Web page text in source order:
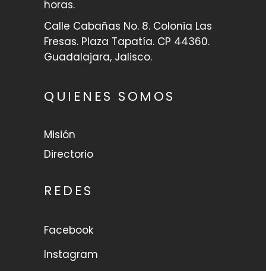
horas.
Calle Cabañas No. 8. Colonia Las
Fresas. Plaza Tapatía. CP 44360.
Guadalajara, Jalisco.
QUIENES SOMOS
Misión
Directorio
REDES
Facebook
Instagram